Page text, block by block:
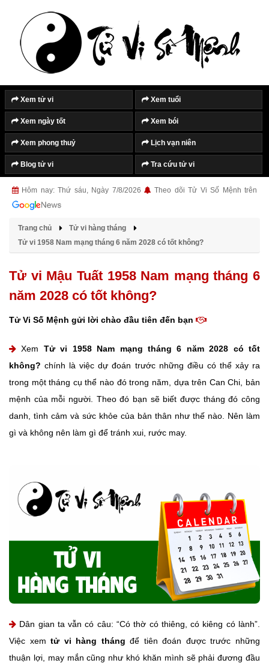
Xem tử vi Xem tuổi
Xem ngày tốt Xem bói
Xem phong thuỷ Lịch vạn niên
Blog tử vi Tra cứu tử vi
Hôm nay: Thứ sáu, Ngày 7/8/2026 Theo dõi Tử Vi Số Mệnh trên
Trang chủ
Tử vi hàng tháng
Tử vi 1958 Nam mạng tháng 6 năm 2028 có tốt không?
Tử vi Mậu Tuất 1958 Nam mạng tháng 6
năm 2028 có tốt không?
Tử Vi Số Mệnh gửi lời chào đầu tiên đến bạn
Xem Tử vi 1958 Nam mạng tháng 6 năm 2028 có tốt
không? chính là việc dự đoán trước những điều có thể xảy ra
trong một tháng cụ thể nào đó trong năm, dựa trên Can Chi, bản
mệnh của mỗi người. Theo đó bạn sẽ biết được tháng đó công
danh, tình cảm và sức khỏe của bản thân như thế nào. Nên làm
gì và không nên làm gì để tránh xui, rước may.
Dân gian ta vẫn có câu: “Có thờ có thiêng, có kiêng có lành”.
Việc xemtử vi hàng tháng để tiên đoán được trước những
thuận lợi, may mắn cũng như khó khăn mình sẽ phải đương đầu